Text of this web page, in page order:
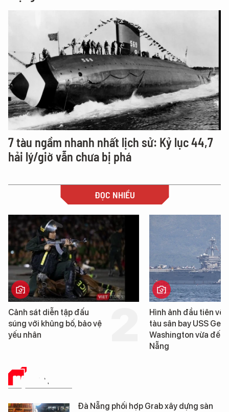
7 tàu ngầm nhanh nhất lịch sử: Kỷ lục 44,7
hải lý/giờ vẫn chưa bị phá
ĐỌC NHIỀU
Hình ảnh đầu tiên về siêu
tàu sân bay USS George
Washington vừa đến Đà
Cận cảnh chiến
tống tàu sân bay
George
Đà Nẵng
HẠ TẦNG SỐ
Đà Nẵng phối hợp Grab xây dựng sàn